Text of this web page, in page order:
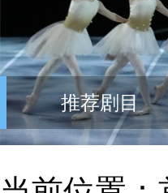
推荐剧目